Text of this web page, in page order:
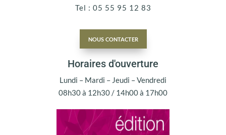
Tel : 05 55 95 12 83
nous contacter
Horaires d'ouverture
Lundi – Mardi – Jeudi – Vendredi
08h30 à 12h30 / 14h00 à 17h00